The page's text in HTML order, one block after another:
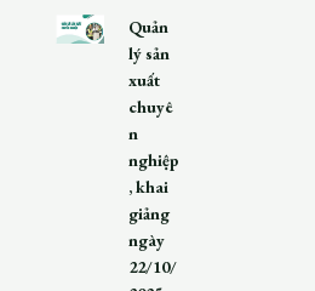
Quản
lý sản
xuất
chuyê
n
nghiệp
, khai
giảng
ngày
22/10/